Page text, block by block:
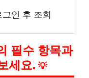
인 후 조회
필수 항목과
세요. 💡